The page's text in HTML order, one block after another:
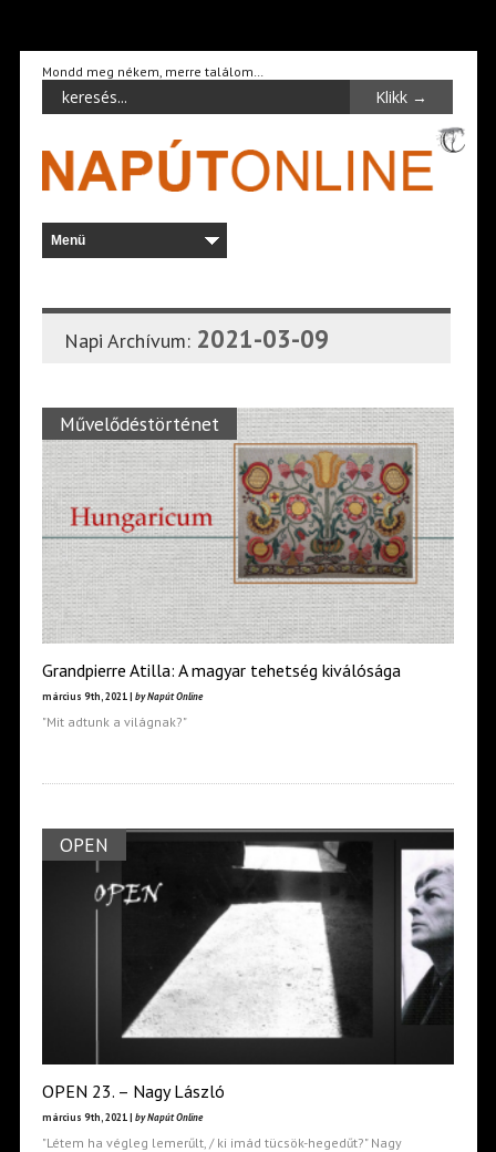
Mondd meg nékem, merre találom…
Napi Archívum: 2021-03-09
Művelődéstörténet
Grandpierre Atilla: A magyar tehetség kiválósága
március 9th, 2021 | by Napút Online
"Mit adtunk a világnak?"
OPEN
OPEN 23. – Nagy László
március 9th, 2021 | by Napút Online
"Létem ha végleg lemerűlt, / ki imád tücsök-hegedűt?" Nagy